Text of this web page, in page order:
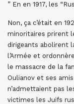
” En en 1917, les
Non, ça c’était en
minoritaires prirent
dirigeants abolirent
l’Armée et
le massacre de la
Oulianov et ses
n’admettaient pas
victimes les Juifs